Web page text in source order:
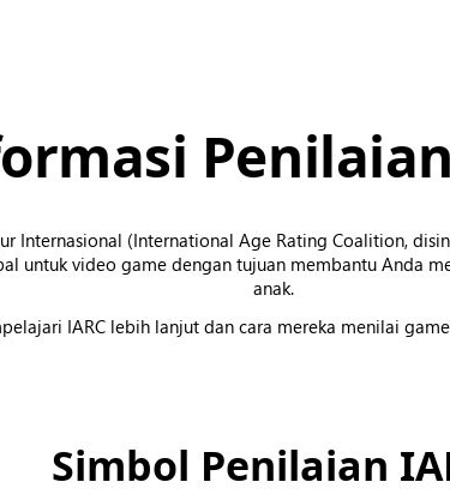
Internasional (International Age Rating Coalition,
untuk video game dengan tujuan membantu Anda
anak.
IARC lebih lanjut dan cara mereka menilai
Simbol Penilaian